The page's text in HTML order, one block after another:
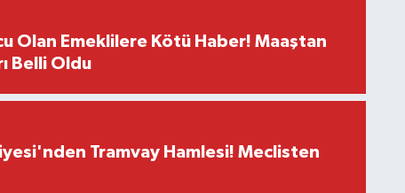
Olan Emeklilere Kötü Haber! Maaştan
Belli Oldu
Tramvay Hamlesi! Meclisten